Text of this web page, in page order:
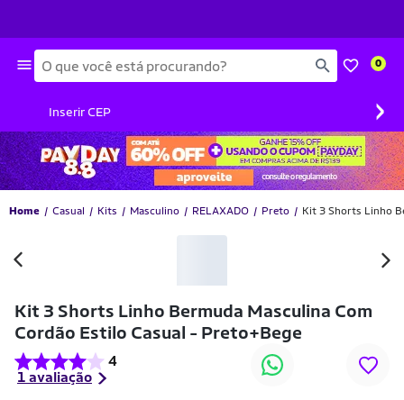
Busca 0
Inserir CEP ›
Home Casual Kits Masculino RELAXADO Preto Kit 3 Shorts Linho
Kit 3 Shorts Linho Bermuda Masculina Com
Cordão Estilo Casual - Preto+Bege
4
1 avaliação
-36% OFF